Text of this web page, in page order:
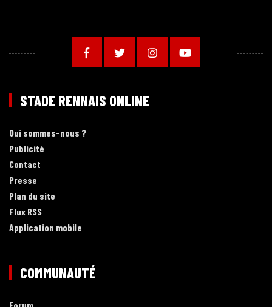
STADE RENNAIS ONLINE
Qui sommes-nous ?
Publicité
Contact
Presse
Plan du site
Flux RSS
Application mobile
COMMUNAUTÉ